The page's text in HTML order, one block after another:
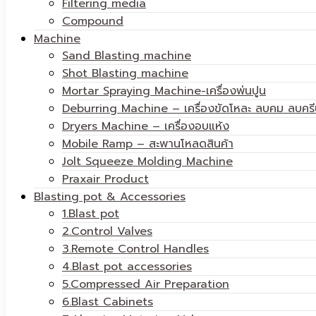
Filtering media
Compound
Machine
Sand Blasting machine
Shot Blasting machine
Mortar Spraying Machine-เครื่องพ่นปูน
Deburring Machine – เครื่องขัดโหละ ลบคม ลบค
Dryers Machine – เครื่องอบแห้ง
Mobile Ramp – สะพานโหลดสินค้า
Jolt Squeeze Molding Machine
Praxair Product
Blasting pot & Accessories
1.Blast pot
2.Control Valves
3.Remote Control Handles
4.Blast pot accessories
5.Compressed Air Preparation
6.Blast Cabinets